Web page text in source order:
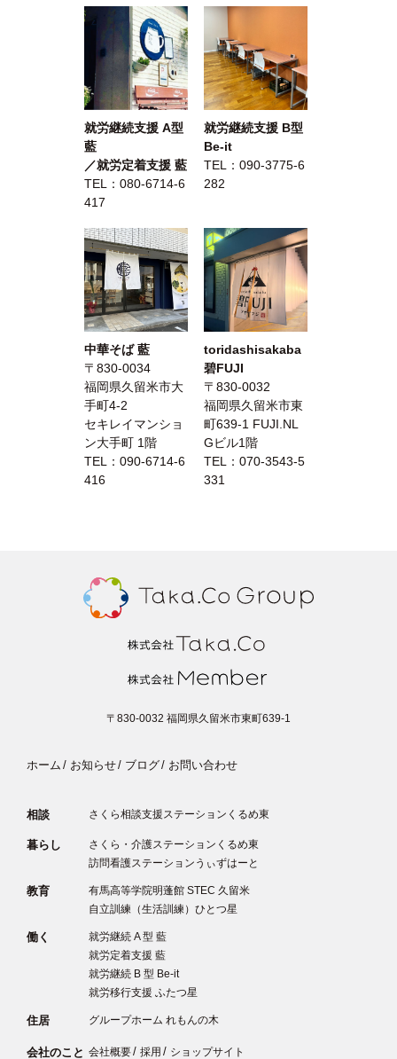
就労継続支援 A型
藍
／就労定着支援 藍
TEL： 080-6714-6
417
就労継続支援 B型
Be-it
TEL：090-3775-6
282
中華そば 藍
〒830-0034
福岡県久留米市大
手町4-2
セキレイマンショ
ン大手町 1階
TEL： 090-6714-6
416
toridashisakaba
碧FUJI
〒830-0032
福岡県久留米市東
町639-1 FUJI.NL
Gビル1階
TEL：070-3543-5
331
〒830-0032 福岡県久留米市東町639-1
ホーム お知らせ ブログ お問い合わせ
相談 さくら相談支援ステーションくるめ東
暮らし
さくら・介護ステーションくるめ東
訪問看護ステーションうぃずはーと
教育
有馬高等学院明蓬館 STEC 久留米
自立訓練（生活訓練）ひとつ星
働く
就労継続 A 型 藍
就労定着支援 藍
就労継続 B 型 Be-it
就労移行支援 ふたつ星
住居 グループホーム れもんの木
会社のこと 会社概要 採用 ショップサイト